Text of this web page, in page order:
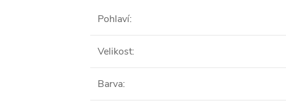
Pohlaví:
Velikost:
Barva: